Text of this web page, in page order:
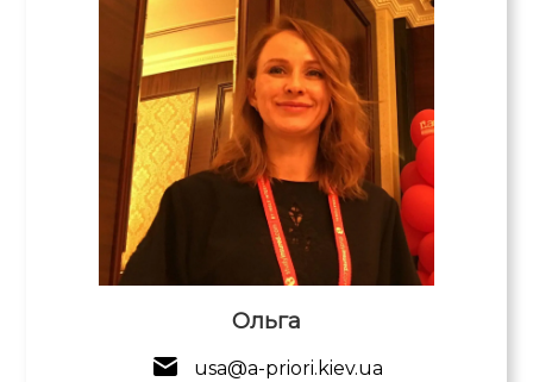
Ольга
usa@a-priori.kiev.ua